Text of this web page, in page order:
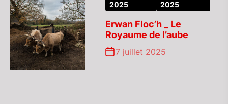
2025
2025
Erwan Floc’h _ Le
Royaume de l’aube
7 juillet 2025